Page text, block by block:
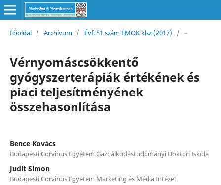
Főoldal / Archívum / Évf. 51 szám EMOK klsz (2017) / –
Vérnyomáscsökkentő
gyógyszerterápiák értékének és
piaci teljesítményének
összehasonlítása
Bence Kovács
Budapesti Corvinus Egyetem Gazdálkodástudományi Doktori Iskola
Judit Simon
Budapesti Corvinus Egyetem Marketing és Média Intézet